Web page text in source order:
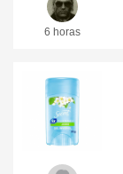
6 horas